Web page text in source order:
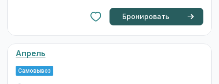
Бронировать
Апрель
Самовывоз